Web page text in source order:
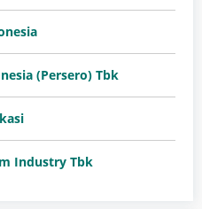
(Persero) Tbk
Industry Tbk